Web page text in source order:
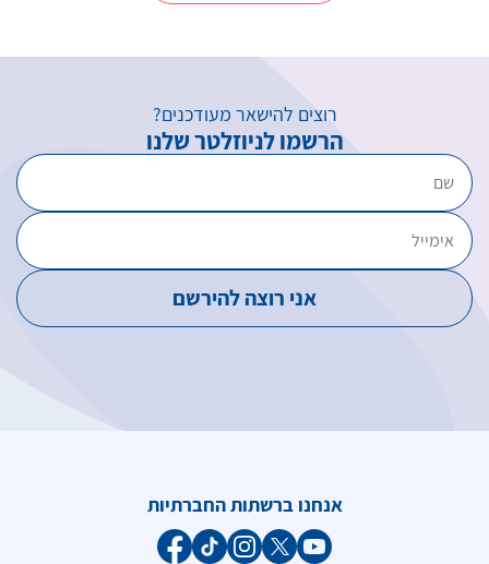
רוצים להישאר מעודכנים?
הרשמו לניוזלטר שלנו
אנחנו ברשתות החברתיות